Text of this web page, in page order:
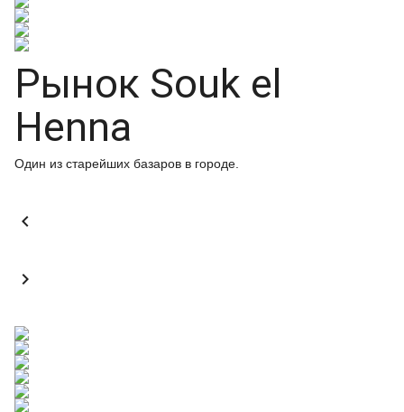
Рынок Souk el
Henna
Один из старейших базаров в городе.

